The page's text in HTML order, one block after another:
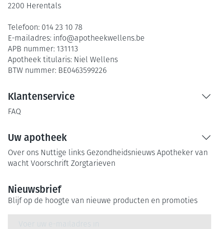
2200 Herentals
Telefoon: 014 23 10 78
E-mailadres: info@apotheekwellens.be
APB nummer: 131113
Apotheek titularis: Niel Wellens
BTW nummer: BE0463599226
Klantenservice
FAQ
Uw apotheek
Over ons Nuttige links Gezondheidsnieuws Apotheker van
wacht Voorschrift Zorgtarieven
Nieuwsbrief
Blijf op de hoogte van nieuwe producten en promoties